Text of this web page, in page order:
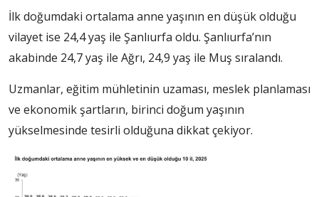
İlk doğumdaki ortalama anne yaşının en düşük olduğu
vilayet ise 24,4 yaş ile Şanlıurfa oldu. Şanlıurfa’nın
akabinde 24,7 yaş ile Ağrı, 24,9 yaş ile Muş sıralandı.
Uzmanlar, eğitim mühletinin uzaması, meslek planlaması
ve ekonomik şartların, birinci doğum yaşının
yükselmesinde tesirli olduğuna dikkat çekiyor.